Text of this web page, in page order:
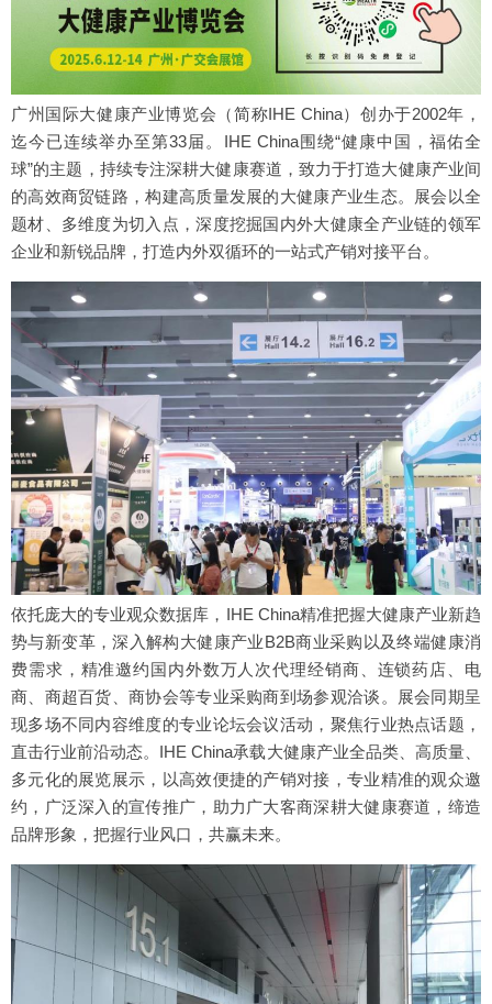
广州国际大健康产业博览会（简称IHE China）创办于2002年，
迄今已连续举办至第33届。IHE China围绕“健康中国，福佑全
球”的主题，持续专注深耕大健康赛道，致力于打造大健康产业间
的高效商贸链路，构建高质量发展的大健康产业生态。展会以全
题材、多维度为切入点，深度挖掘国内外大健康全产业链的领军
企业和新锐品牌，打造内外双循环的一站式产销对接平台。
依托庞大的专业观众数据库，IHE China精准把握大健康产业新趋
势与新变革，深入解构大健康产业B2B商业采购以及终端健康消
费需求，精准邀约国内外数万人次代理经销商、连锁药店、电
商、商超百货、商协会等专业采购商到场参观洽谈。展会同期呈
现多场不同内容维度的专业论坛会议活动，聚焦行业热点话题，
直击行业前沿动态。IHE China承载大健康产业全品类、高质量、
多元化的展览展示，以高效便捷的产销对接，专业精准的观众邀
约，广泛深入的宣传推广，助力广大客商深耕大健康赛道，缔造
品牌形象，把握行业风口，共赢未来。